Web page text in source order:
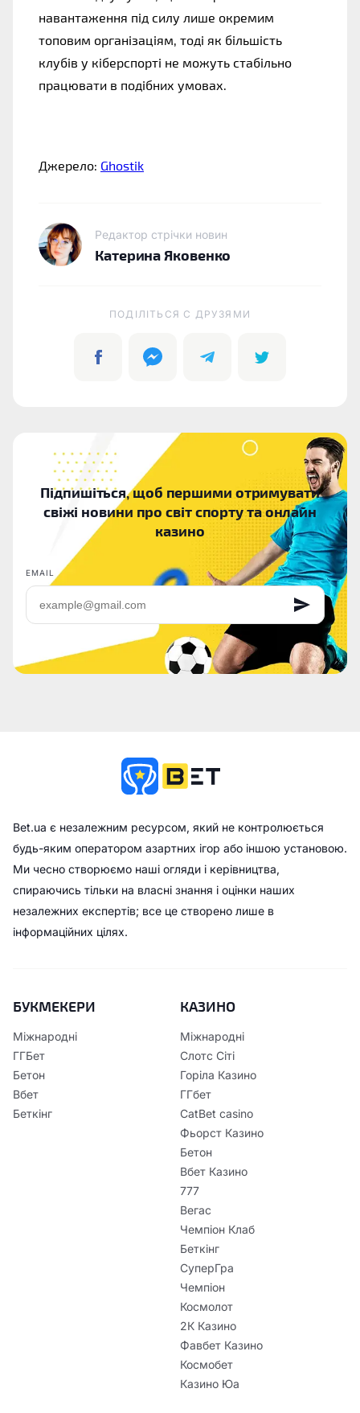
навантаження під силу лише окремим
топовим організаціям, тоді як більшість
клубів у кіберспорті не можуть стабільно
працювати в подібних умовах.
Джерело: Ghostik
Редактор стрічки новин
Катерина Яковенко
ПОДІЛІТЬСЯ C ДРУЗЯМИ
Підпишіться, щоб першими отримувати
свіжі новини про світ спорту та онлайн
казино
EMAIL
Bet.ua є незалежним ресурсом, який не контролюється
будь-яким оператором азартних ігор або іншою установою.
Ми чесно створюємо наші огляди і керівництва,
спираючись тільки на власні знання і оцінки наших
незалежних експертів; все це створено лише в
інформаційних цілях.
БУКМЕКЕРИ
Міжнародні
ГГБет
Бетон
Вбет
Беткінг
КАЗИНО
Міжнародні
Слотс Сіті
Горіла Казино
ГГбет
CatBet casino
Фьорст Казино
Бетон
Вбет Казино
777
Вегас
Чемпіон Клаб
Беткінг
СуперГра
Чемпіон
Космолот
2К Казино
Фавбет Казино
Космобет
Казино Юа